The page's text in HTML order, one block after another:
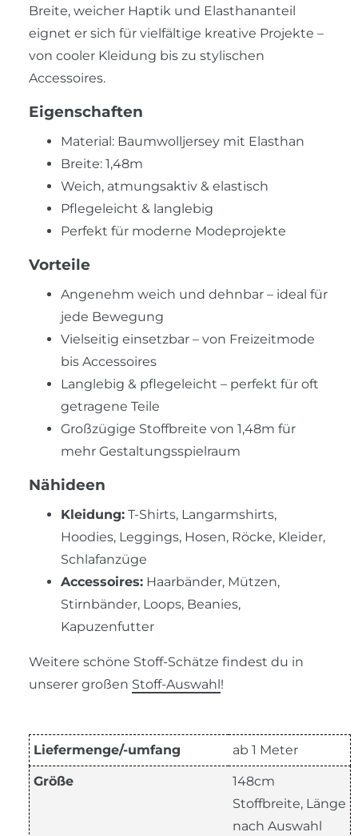
Breite, weicher Haptik und Elasthananteil
eignet er sich für vielfältige kreative Projekte –
von cooler Kleidung bis zu stylischen
Accessoires.
Eigenschaften
Material: Baumwolljersey mit Elasthan
Breite: 1,48m
Weich, atmungsaktiv & elastisch
Pflegeleicht & langlebig
Perfekt für moderne Modeprojekte
Vorteile
Angenehm weich und dehnbar – ideal für
jede Bewegung
Vielseitig einsetzbar – von Freizeitmode
bis Accessoires
Langlebig & pflegeleicht – perfekt für oft
getragene Teile
Großzügige Stoffbreite von 1,48m für
mehr Gestaltungsspielraum
Nähideen
Kleidung: T-Shirts, Langarmshirts,
Hoodies, Leggings, Hosen, Röcke, Kleider,
Schlafanzüge
Accessoires: Haarbänder, Mützen,
Stirnbänder, Loops, Beanies,
Kapuzenfutter
Weitere schöne Stoff-Schätze findest du in
unserer großen Stoff-Auswahl!
Liefermenge/-umfang ab 1 Meter
Größe
148cm
Stoffbreite, Länge
nach Auswahl